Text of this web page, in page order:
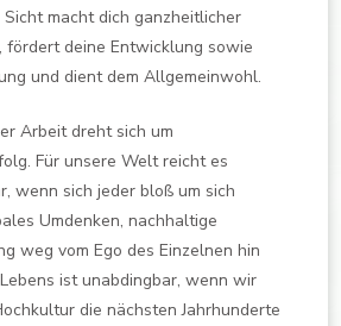
macht dich ganzheitlicher
fördert deine Entwicklung sowie
und dient dem Allgemeinwohl.
Arbeit dreht sich um
Für unsere Welt reicht es
wenn sich jeder bloß um sich
Umdenken, nachhaltige
weg vom Ego des Einzelnen hin
ist unabdingbar, wenn wir
die nächsten Jahrhunderte